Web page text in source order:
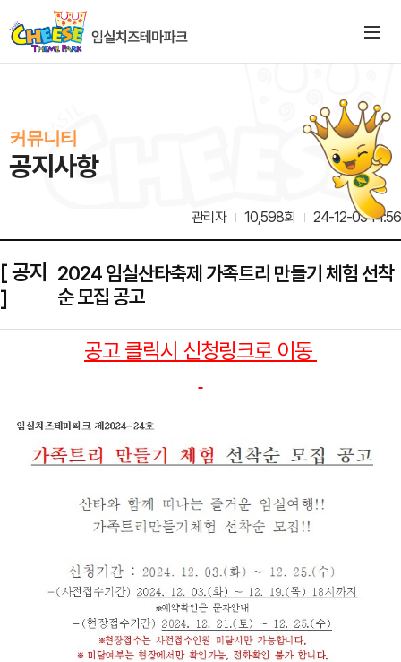
커뮤니티
공지사항
관리자 10,598회 24-12-03 14:56
[ 공지
]
2024 임실산타축제 가족트리 만들기 체험 선착
순 모집 공고
공고 클릭시 신청링크로 이동